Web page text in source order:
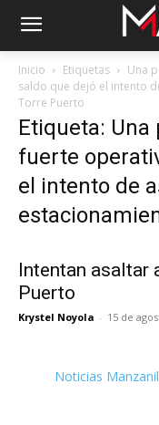
Inicio Etiquetas
Una
saldo que dejó el intento
Torre Puerto
Etiqueta: Una
fuerte
el intento de
Intentan asaltar
Puerto
Krystel Noyola - 15 de
Noticias